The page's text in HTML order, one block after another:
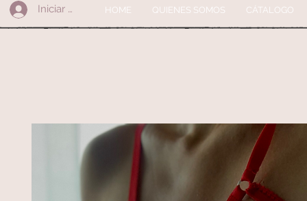
Iniciar sesión HOME QUIENES SOMOS CÁTALOGO